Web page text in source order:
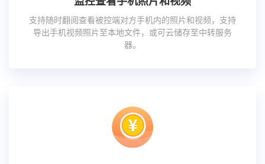
支持随时翻阅查看被控端对方手机内的照片和视频，支持
导出手机视频照片至本地文件，或可云储存至中转服务
器。